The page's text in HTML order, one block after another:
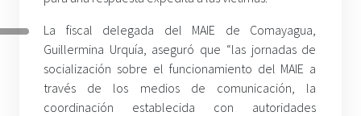
La fiscal delegada del MAIE de Comayagua,
Guillermina Urquía, aseguró que “las jornadas de
socialización sobre el funcionamiento del MAIE a
través de los medios de comunicación, la
coordinación establecida con autoridades